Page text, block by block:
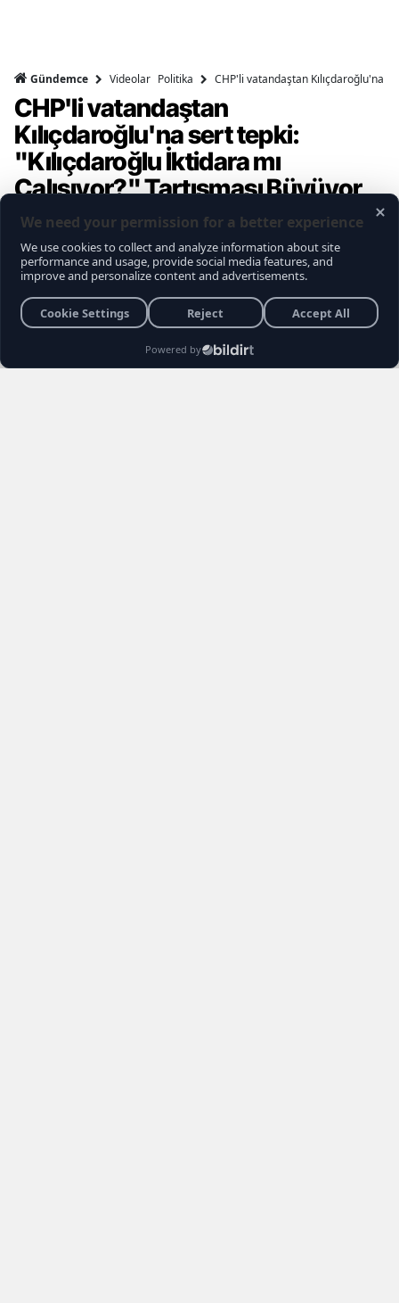
Gündemce Videolar Politika CHP'li vatandaştan Kılıçdaroğlu'na
CHP'li vatandaştan
Kılıçdaroğlu'na sert tepki:
"Kılıçdaroğlu İktidara mı
Çalışıyor?" Tartışması Büyüyor
Gündemce YouTube kanalının gerçekleştirdiği
son sokak röportajı, muhalefet seçmeninin
içindeki büyük kırılmayı ve Kemal
Kılıçdaroğlu'na yönelik biriken tepkileri bir kez
daha gözler önüne serdi. Vatandaşların
Kılıçdaroğlu'nun siyaset sahnesindeki rolü,